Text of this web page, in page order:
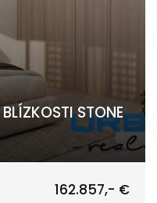
STONE
162.857,- €